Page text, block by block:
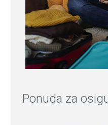
Ponuda za